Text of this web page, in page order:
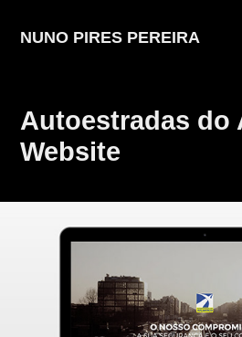
NUNO PIRES PEREIRA
Autoestradas do
Website